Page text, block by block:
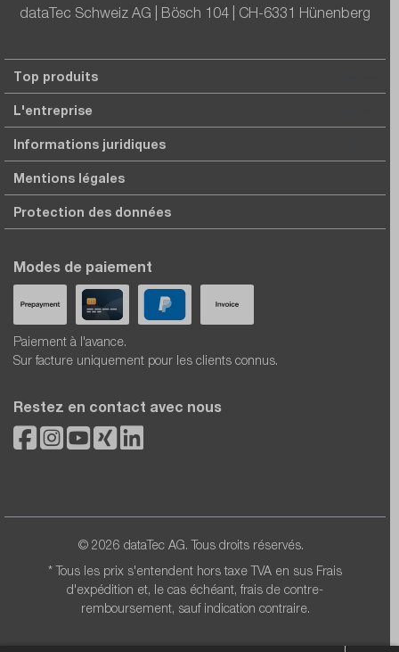
dataTec Schweiz AG | Bösch 104 | CH-6331 Hünenberg
Top produits
L'entreprise
Informations juridiques
Mentions légales
Protection des données
Modes de paiement
Paiement à l'avance.
Sur facture uniquement pour les clients connus.
Restez en contact avec nous
© 2026 dataTec AG. Tous droits réservés.
* Tous les prix s'entendent hors taxe TVA en sus Frais
d'expédition et, le cas échéant, frais de contre-
remboursement, sauf indication contraire.